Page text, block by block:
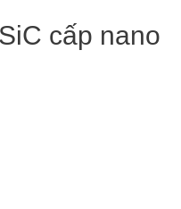
cấp nano